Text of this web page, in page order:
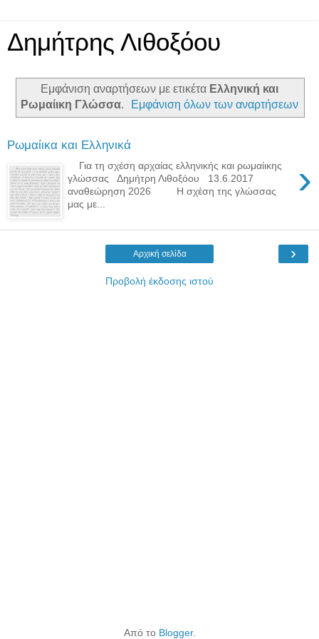
Δημήτρης Λιθοξόου
Εμφάνιση αναρτήσεων με ετικέτα Ελληνική και
Ρωμαίικη Γλώσσα. Εμφάνιση όλων των αναρτήσεων
Ρωμαίικα και Ελληνικά
›
Για τη σχέση αρχαίας ελληνικής και ρωμαίικης
γλώσσας Δημήτρη Λιθοξόου 13.6.2017
αναθεώρηση 2026 Η σχέση της γλώσσας
μας με...
›
Αρχική σελίδα
Προβολή έκδοσης ιστού
Από το Blogger.